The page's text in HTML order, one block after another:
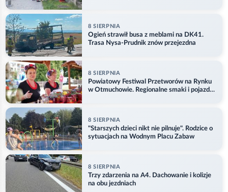
8 SIERPNIA
Ogień strawił busa z meblami na DK41.
Trasa Nysa-Prudnik znów przejezdna
8 SIERPNIA
Powiatowy Festiwal Przetworów na Rynku
w Otmuchowie. Regionalne smaki i pojazdy
8 SIERPNIA
"Starszych dzieci nikt nie pilnuje". Rodzice o
sytuacjach na Wodnym Placu Zabaw
8 SIERPNIA
Trzy zdarzenia na A4. Dachowanie i kolizje
na obu jezdniach